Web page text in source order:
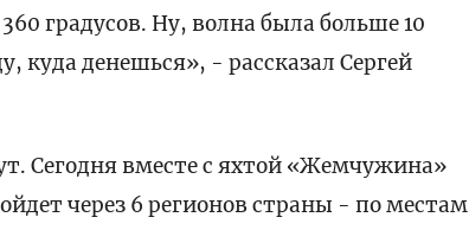
градусов. Ну, волна была больше 10
куда денешься», - рассказал Сергей
Сегодня вместе с яхтой «Жемчужина»
через 6 регионов страны - по местам